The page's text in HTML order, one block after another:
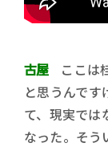
古屋ここは桂
と思うんです
て、現実では
なった。そう